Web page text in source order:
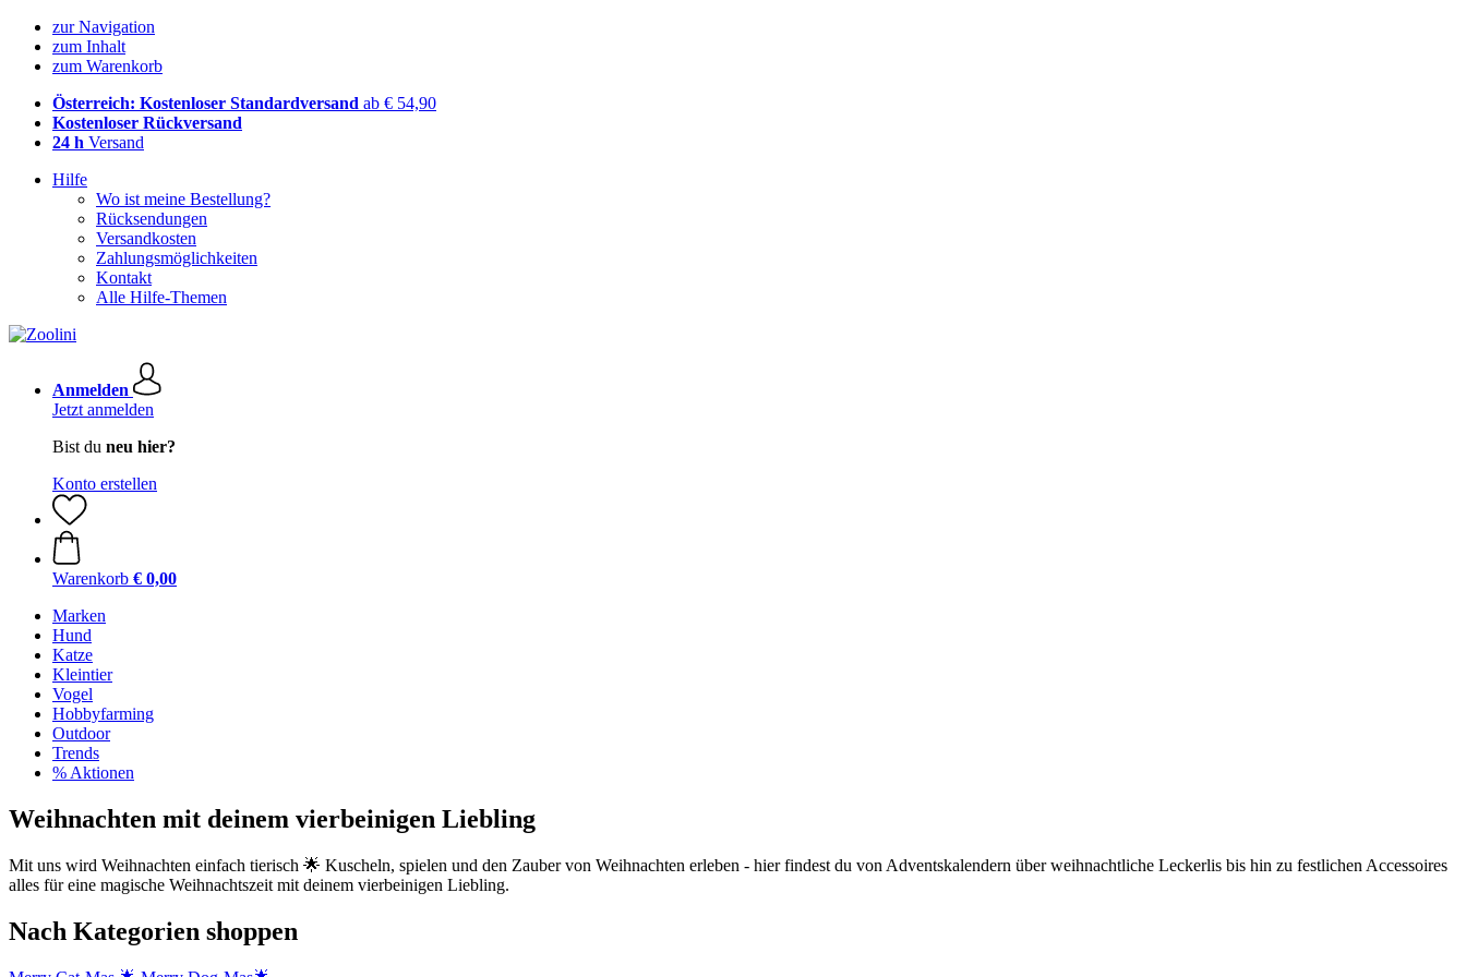
zur Navigation
zum Inhalt
zum Warenkorb
Österreich: Kostenloser Standardversand ab € 54,90
Kostenloser Rückversand
24 h Versand
Hilfe
Wo ist meine Bestellung?
Rücksendungen
Versandkosten
Zahlungsmöglichkeiten
Kontakt
Alle Hilfe-Themen
Anmelden
Jetzt anmelden
Bist du neu hier?
Konto erstellen
Warenkorb € 0,00
Marken
Hund
Katze
Kleintier
Vogel
Hobbyfarming
Outdoor
Trends
% Aktionen
Weihnachten mit deinem vierbeinigen Liebling
Mit uns wird Weihnachten einfach tierisch 🌟 Kuscheln, spielen und den Zauber von Weihnachten erleben - hier findest du von Adventskalendern über weihnachtliche Leckerlis bis hin zu festlichen Accessoires
alles für eine magische Weihnachtszeit mit deinem vierbeinigen Liebling.
Nach Kategorien shoppen